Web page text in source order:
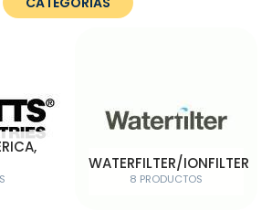
WATERFILTER/IONFILTER
8 PRODUCTOS